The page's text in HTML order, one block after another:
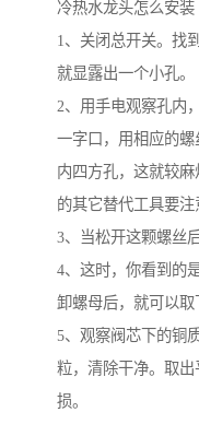
冷热水龙头怎么安装
1、关闭总开关。找
就显露出一个小孔。
2、用手电观察孔内
一字口，用相应的
内四方孔，这就较
的其它替代工具要注
3、当松开这颗螺丝
4、这时，你看到的
卸螺母后，就可以取
5、观察阀芯下的铜
粒，清除干净。取
损。